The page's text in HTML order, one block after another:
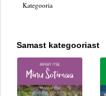
Poliitika
Reisimine
oleks elada üksainus
Kategooria
Samast kategooriast